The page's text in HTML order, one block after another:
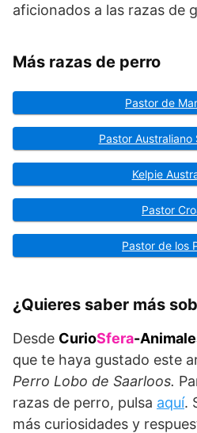
aficionados a las razas de
Más razas de perro
Pastor de
Pastor Australiano
Kelpie
Pastor
Pastor de los
¿Quieres saber más
Desde CurioSfera-
que te haya gustado este
Perro Lobo de Saarloos.
razas de perro, pulsa aquí.
más curiosidades y